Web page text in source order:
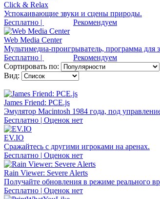
Click & Relax
Успокаивающие звуки и сцены природы.
Бесплатно |
Рекомендуем
Web Media Center
Мультимедиа-проигрыватель, программа для
Бесплатно |
Рекомендуем
Сортировать по:
Вид:
James Friend: PCE.js
Эмулятор Macintosh 1984 года, под
Бесплатно | Оценок нет
EV.IO
Сражайтесь с другими игроками на аренах.
Бесплатно | Оценок нет
Rain Viewer: Severe Alerts
Получайте обновления в режиме реального
Бесплатно | Оценок нет